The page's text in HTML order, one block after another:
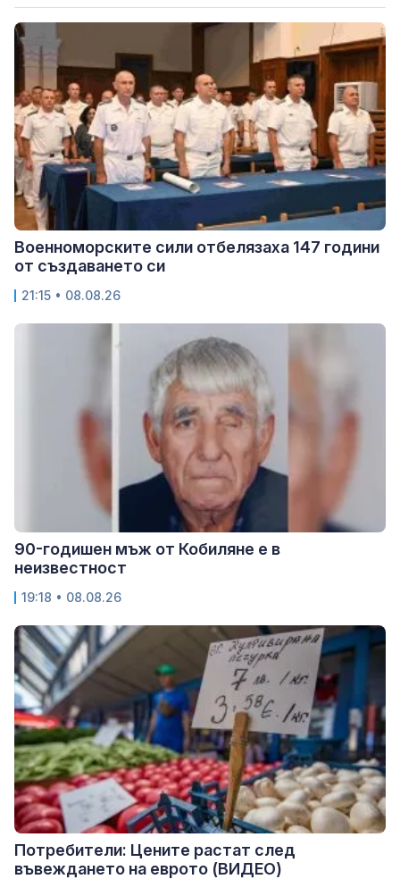
Военноморските сили отбелязаха 147 години
от създаването си
21:15 • 08.08.26
90-годишен мъж от Кобиляне е в
неизвестност
19:18 • 08.08.26
Потребители: Цените растат след
въвеждането на еврото (ВИДЕО)